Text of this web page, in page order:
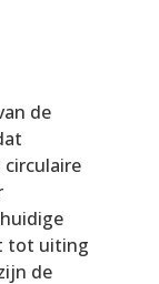
de
tot uiting
de